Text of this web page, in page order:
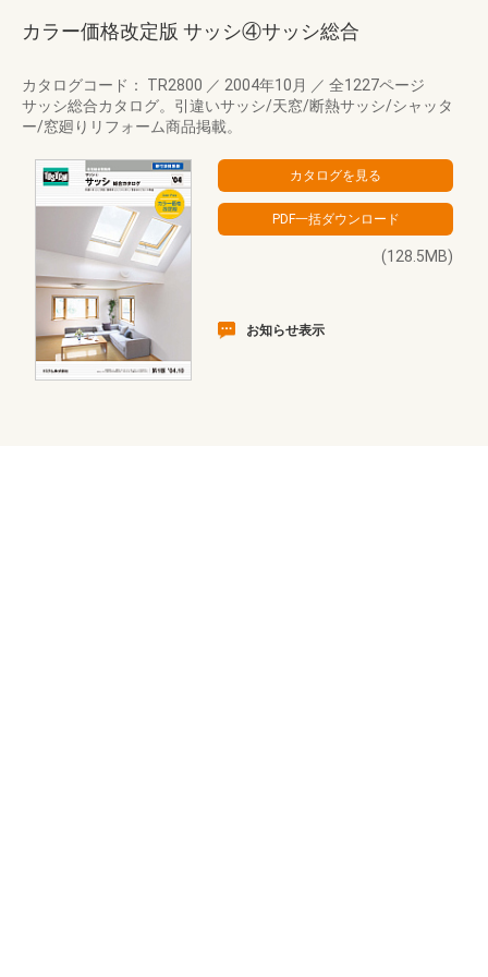
カラー価格改定版 サッシ④サッシ総合
カタログコード： TR2800 ／ 2004年10月 ／ 全1227ページ
サッシ総合カタログ。引違いサッシ/天窓/断熱サッシ/シャッタ
ー/窓廻りリフォーム商品掲載。
(128.5MB)
お知らせ表示